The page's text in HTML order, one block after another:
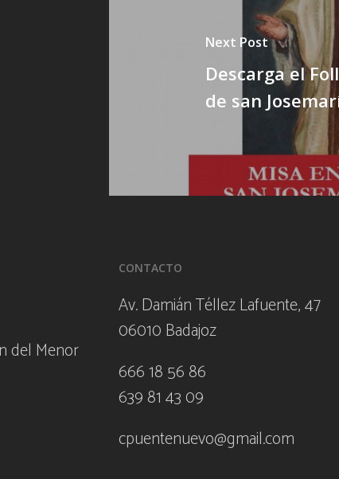
Next Post
Descarga el
de san
del Menor
CONTACTO
Av. Damián Téllez Lafuente, 47
06010 Badajoz
666 18 56 86
639 81 43 09
cpuentenuevo@gmail.com